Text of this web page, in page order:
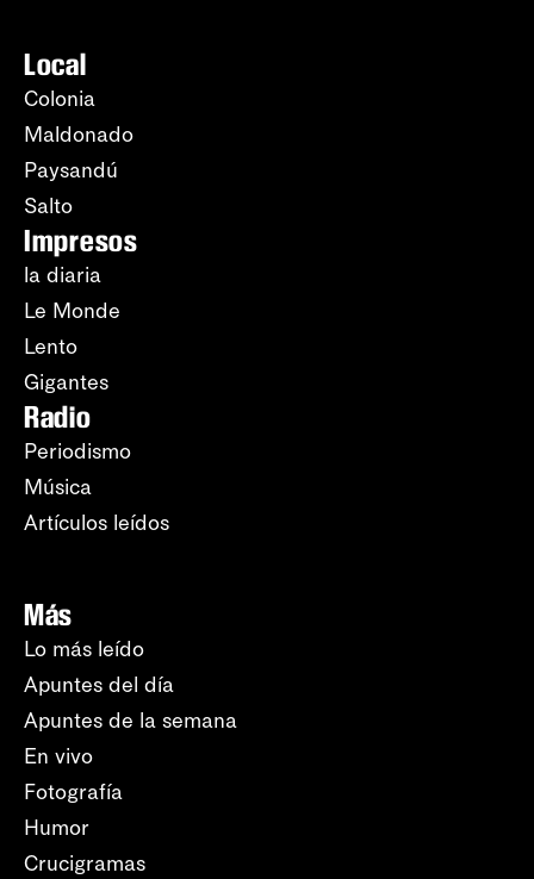
Local
Colonia
Maldonado
Paysandú
Salto
Impresos
la diaria
Le Monde
Lento
Gigantes
Radio
Periodismo
Música
Artículos leídos
Más
Lo más leído
Apuntes del día
Apuntes de la semana
En vivo
Fotografía
Humor
Crucigramas